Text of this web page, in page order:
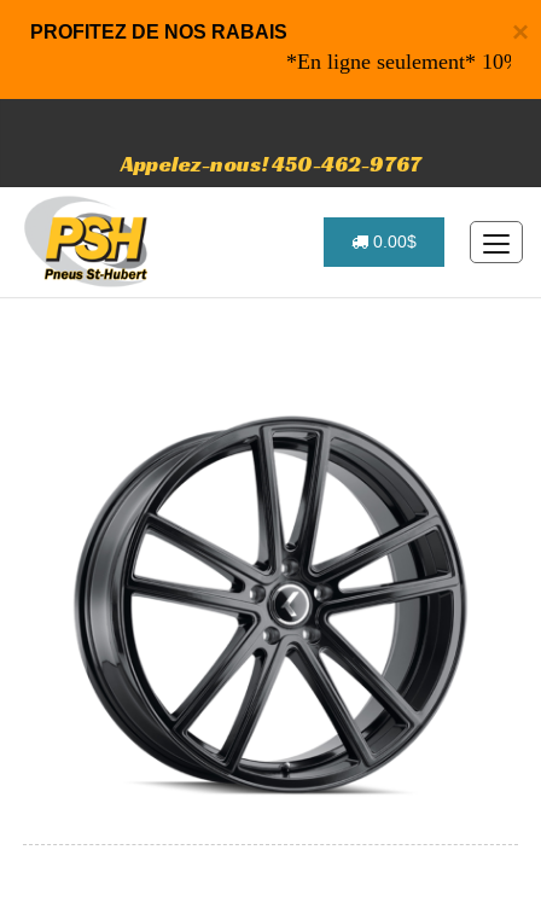
×
PROFITEZ DE NOS RABAIS
*En ligne seulement* 10% de
Appelez-nous! 450-462-9767
0.00$